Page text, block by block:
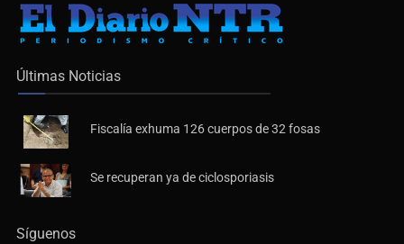
Últimas Noticias
Fiscalía exhuma 126 cuerpos de 32 fosas
Se recuperan ya de ciclosporiasis
Síguenos